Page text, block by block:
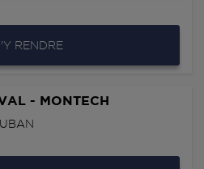
RENDRE
- MONTECH